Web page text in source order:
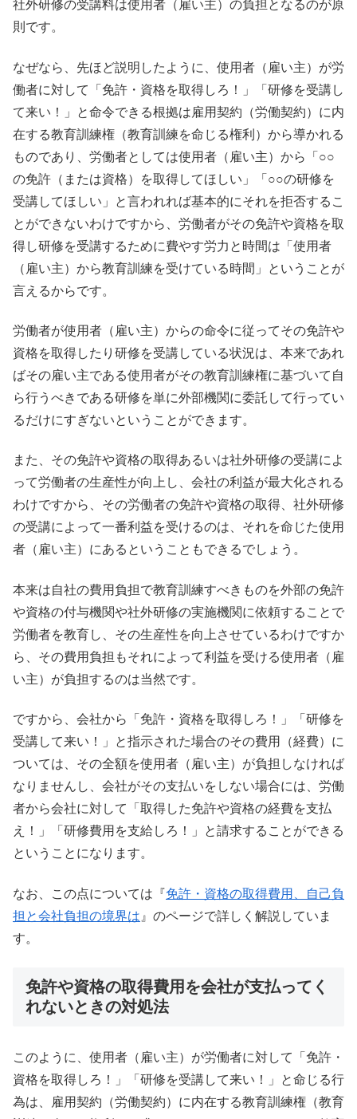
社外研修の受講料は使用者（雇い主）の負担となるのが原
則です。
なぜなら、先ほど説明したように、使用者（雇い主）が労
働者に対して「免許・資格を取得しろ！」「研修を受講し
て来い！」と命令できる根拠は雇用契約（労働契約）に内
在する教育訓練権（教育訓練を命じる権利）から導かれる
ものであり、労働者としては使用者（雇い主）から「○○
の免許（または資格）を取得してほしい」「○○の研修を
受講してほしい」と言われれば基本的にそれを拒否するこ
とができないわけですから、労働者がその免許や資格を取
得し研修を受講するために費やす労力と時間は「使用者
（雇い主）から教育訓練を受けている時間」ということが
言えるからです。
労働者が使用者（雇い主）からの命令に従ってその免許や
資格を取得したり研修を受講している状況は、本来であれ
ばその雇い主である使用者がその教育訓練権に基づいて自
ら行うべきである研修を単に外部機関に委託して行ってい
るだけにすぎないということができます。
また、その免許や資格の取得あるいは社外研修の受講によ
って労働者の生産性が向上し、会社の利益が最大化される
わけですから、その労働者の免許や資格の取得、社外研修
の受講によって一番利益を受けるのは、それを命じた使用
者（雇い主）にあるということもできるでしょう。
本来は自社の費用負担で教育訓練すべきものを外部の免許
や資格の付与機関や社外研修の実施機関に依頼することで
労働者を教育し、その生産性を向上させているわけですか
ら、その費用負担もそれによって利益を受ける使用者（雇
い主）が負担するのは当然です。
ですから、会社から「免許・資格を取得しろ！」「研修を
受講して来い！」と指示された場合のその費用（経費）に
ついては、その全額を使用者（雇い主）が負担しなければ
なりませんし、会社がその支払いをしない場合には、労働
者から会社に対して「取得した免許や資格の経費を支払
え！」「研修費用を支給しろ！」と請求することができる
ということになります。
なお、この点については『免許・資格の取得費用、自己負
担と会社負担の境界は 』のページで詳しく解説していま
す。
免許や資格の取得費用を会社が支払ってく
れないときの対処法
このように、使用者（雇い主）が労働者に対して「免許・
資格を取得しろ！」「研修を受講して来い！」と命じる行
為は、雇用契約（労働契約）に内在する教育訓練権（教育